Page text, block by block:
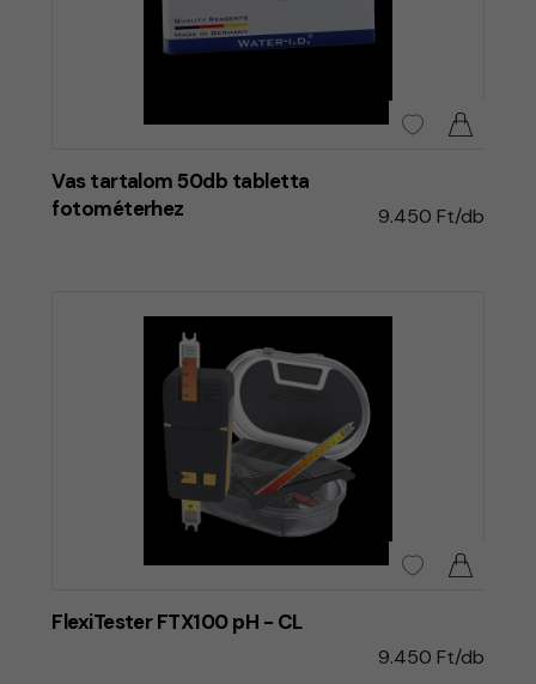
Vas tartalom 50db tabletta
fotométerhez
9.450 Ft/db
FlexiTester FTX100 pH - CL
9.450 Ft/db